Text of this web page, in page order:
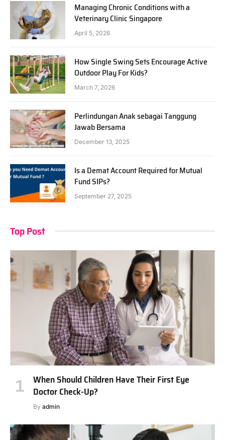
Managing Chronic Conditions with a
Veterinary Clinic Singapore
April 5, 2026
How Single Swing Sets Encourage Active
Outdoor Play For Kids?
March 7, 2026
Perlindungan Anak sebagai Tanggung
Jawab Bersama
December 13, 2025
Is a Demat Account Required for Mutual
Fund SIPs?
September 27, 2025
Top Post
When Should Children Have Their First Eye
Doctor Check-Up?
By admin